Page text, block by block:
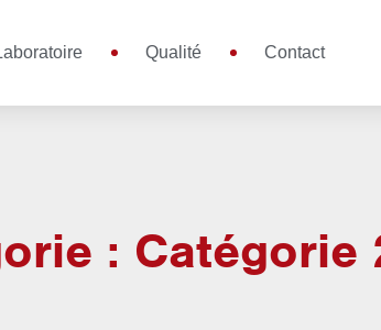
Qualité Contact
: Catégorie